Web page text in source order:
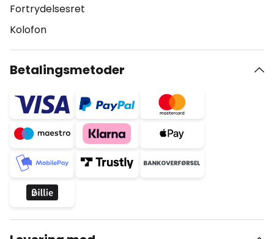
Fortrydelsesret
Kolofon
Betalingsmetoder